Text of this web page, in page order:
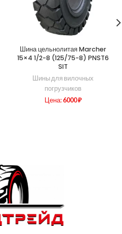
Шина цельнолитая Marcher
15×4 1/2-8 (125/75-8) PNST6
SIT
Шины для вилочных
погрузчиков
Цена: 6000₽